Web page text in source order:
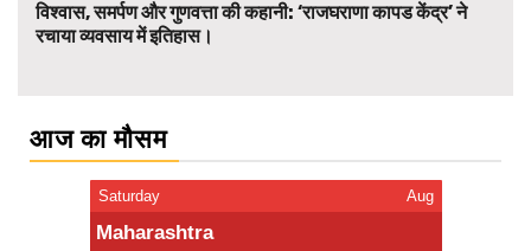
विश्वास, समर्पण और गुणवत्ता की कहानी: ‘राजघराणा कापड केंद्र’ ने
रचाया व्यवसाय में इतिहास।
आज का मौसम
Saturday Aug
Maharashtra